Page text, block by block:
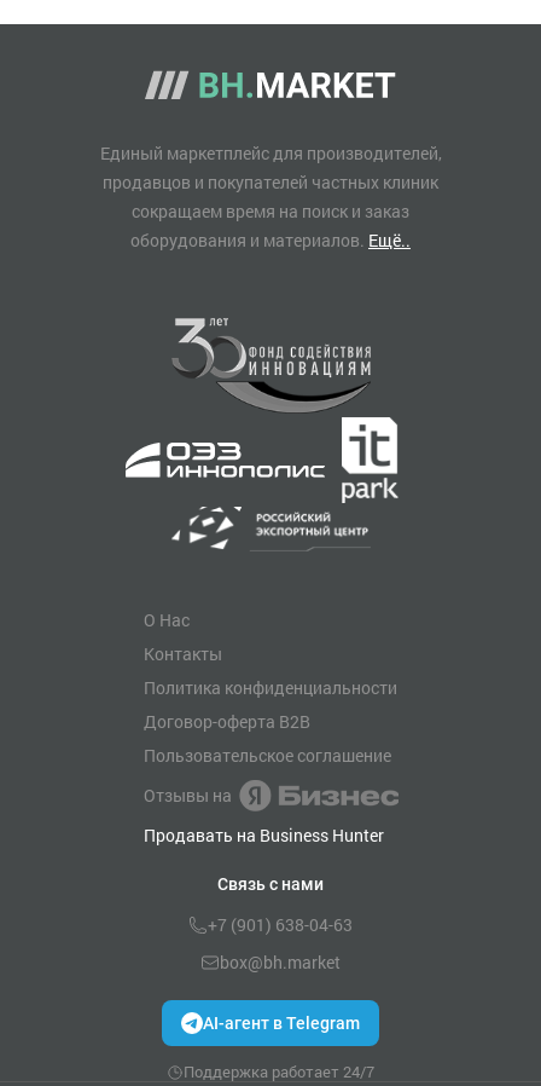
Единый маркетплейс для производителей,
продавцов и покупателей частных клиник
сокращаем время на поиск и заказ
оборудования и материалов. Ещё..
О Нас
Контакты
Политика конфиденциальности
Договор-оферта B2B
Пользовательское соглашение
Отзывы на
Продавать на Business Hunter
Связь с нами
+7 (901) 638-04-63
box@bh.market
AI-агент в Telegram
Поддержка работает 24/7